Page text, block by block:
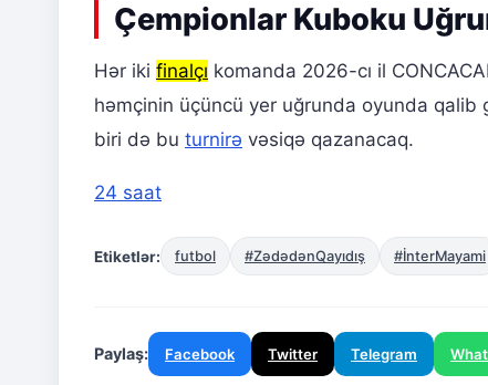
Çempionlar Kuboku
Hər iki finalçı komanda 2026-cı il
həmçinin üçüncü yer uğrunda oyunda qalib
biri də bu turnirə vəsiqə qazanacaq.
24 saat
Etiketlər: futbol #ZədədənQayıdış #İnterMayami
Paylaş: Facebook Twitter Telegram